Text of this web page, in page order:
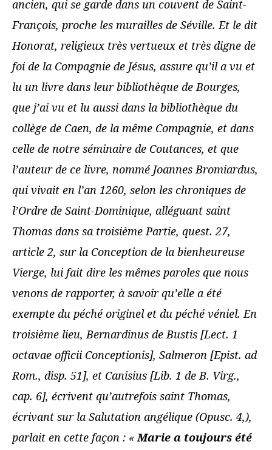
ancien, qui se garde dans un couvent de Saint-
François, proche les murailles de Séville. Et le dit
Honorat, religieux très vertueux et très digne de
foi de la Compagnie de Jésus, assure qu’il a vu et
lu un livre dans leur bibliothèque de Bourges,
que j’ai vu et lu aussi dans la bibliothèque du
collège de Caen, de la même Compagnie, et dans
celle de notre séminaire de Coutances, et que
l’auteur de ce livre, nommé Joannes Bromiardus,
qui vivait en l’an 1260, selon les chroniques de
l’Ordre de Saint-Dominique, alléguant saint
Thomas dans sa troisième Partie, quest. 27,
article 2, sur la Conception de la bienheureuse
Vierge, lui fait dire les mêmes paroles que nous
venons de rapporter, à savoir qu’elle a été
exempte du péché originel et du péché véniel. En
troisième lieu, Bernardinus de Bustis [Lect. 1
octavae officii Conceptionis], Salmeron [Epist. ad
Rom., disp. 51], et Canisius [Lib. 1 de B. Virg.,
cap. 6], écrivent qu’autrefois saint Thomas,
écrivant sur la Salutation angélique (Opusc. 4,),
parlait en cette façon : «Marie a toujours été